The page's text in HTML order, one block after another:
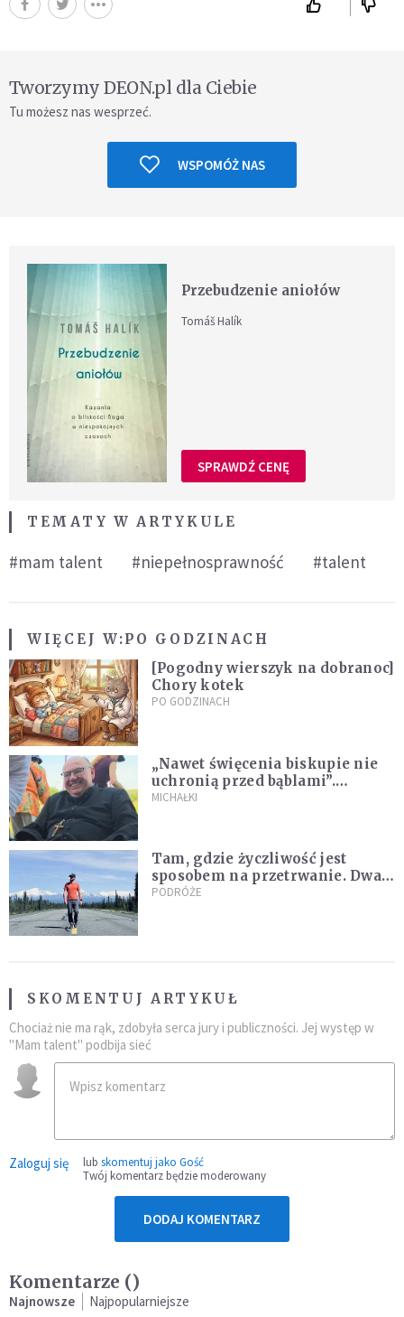
Tworzymy DEON.pl dla Ciebie
Tu możesz nas wesprzeć.
WSPOMÓŻ NAS
Przebudzenie aniołów
Tomáš Halík
SPRAWDŹ CENĘ
TEMATY W ARTYKULE
#mam talent #niepełnosprawność #talent
WIĘCEJ W:PO GODZINACH
[Pogodny wierszyk na dobranoc]
Chory kotek
PO GODZINACH
„Nawet święcenia biskupie nie
uchronią przed bąblami”.
Archidiecezja pokazała
MICHAŁKI
Tam, gdzie życzliwość jest
sposobem na przetrwanie. Dwa
tygodnie na Alasce [REPORTAŻ]
PODRÓŻE
SKOMENTUJ ARTYKUŁ
Chociaż nie ma rąk, zdobyła serca jury i publiczności. Jej występ w
"Mam talent" podbija sieć
Zaloguj się lub skomentuj jako Gość
Twój komentarz będzie moderowany
DODAJ KOMENTARZ
Komentarze ()
Najnowsze Najpopularniejsze